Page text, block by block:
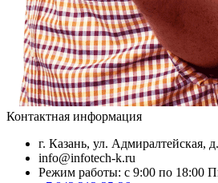
Контактная информация
г. Казань, ул. Адмиралтейская,
info@infotech-k.ru
Режим работы: с 9:00 по 18:00